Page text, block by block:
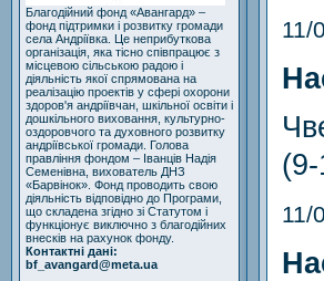
Благодійний фонд «Авангард» –
фонд підтримки і розвитку громади
села Андріївка. Це неприбуткова
організація, яка тісно співпрацює з
місцевою сільською радою і
діяльність якої спрямована на
реалізацію проектів у сфері охорони
здоров'я андріївчан, шкільної освіти і
дошкільного виховання, культурно-
оздоровчого та духовного розвитку
андріївської громади. Голова
правління фондом – Іванців Надія
Семенівна, вихователь ДНЗ
«Барвінок». Фонд проводить свою
діяльність відповідно до Програми,
що складена згідно зі Статутом і
функціонує виключно з благодійних
внесків на рахунок фонду.
Контактні дані:
bf_avangard@meta.ua
11/
11/